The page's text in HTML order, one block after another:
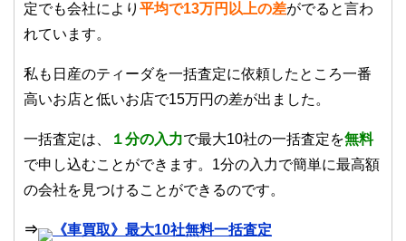
定でも会社により 平均で13万円以上の差がでると言わ
れています。
私も日産のティーダを一括査定に依頼したところ一番
高いお店と低いお店で15万円の差が出ました。
一括査定は、 １分の入力で最大10社の一括査定を無料
で申し込むことができます。1分の入力で簡単に最高額
の会社を見つけることができるのです。
⇒ 《車買取》最大10社無料一括査定